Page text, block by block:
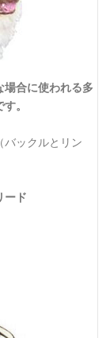
場合に使われる多
。
バックルとリン
ード